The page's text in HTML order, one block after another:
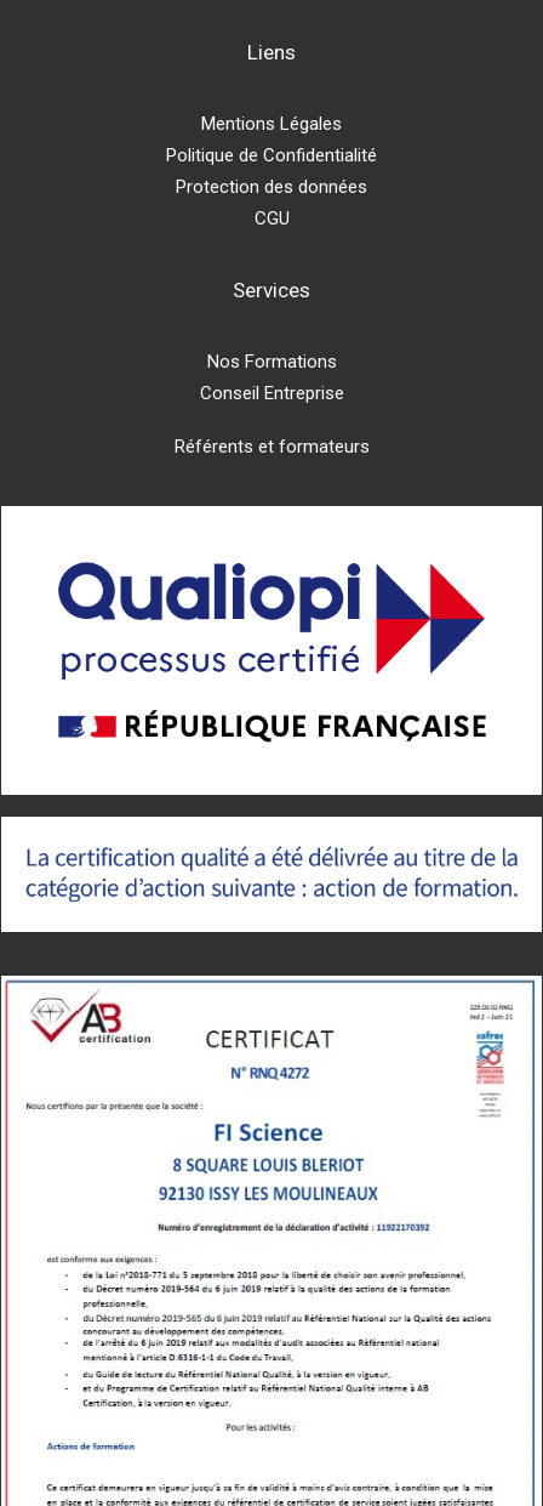
Liens
Mentions Légales
Politique de Confidentialité
Protection des données
CGU
Services
Nos Formations
Conseil Entreprise
Référents et formateurs